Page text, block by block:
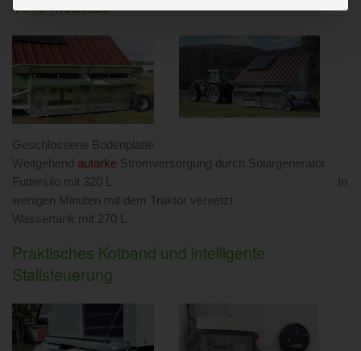
Volle Mobilität
Geschlossene Bodenplatte
Weitgehend autarke Stromversorgung durch Solargenerator
Futtersilo mit 320 L In
wenigen Minuten mit dem Traktor versetzt
Wassertank mit 270 L
Praktisches Kotband und intelligente
Stallsteuerung